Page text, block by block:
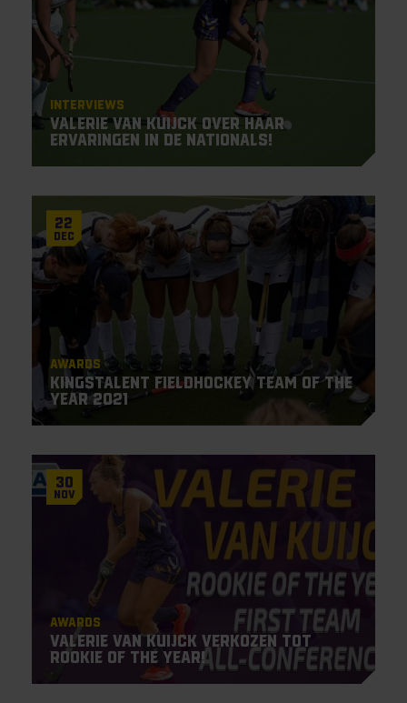
Interviews
Valerie van Kuijck over haar
ervaringen in de Nationals!
22
Dec
Awards
KingsTalent Fieldhockey Team of the
Year 2021
30
Nov
Awards
Valerie van Kuijck verkozen tot
Rookie of the Year!